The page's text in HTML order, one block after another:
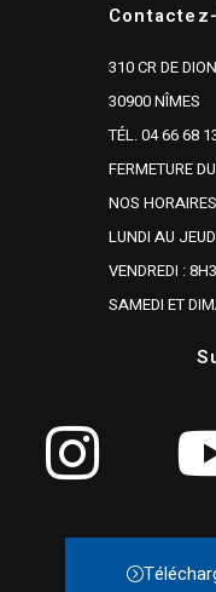
310 CR DE
30900 NÎMES
TÉL. 04 66 68
FERMETURE
NOS
LUNDI AU
VENDREDI :
SAMEDI ET